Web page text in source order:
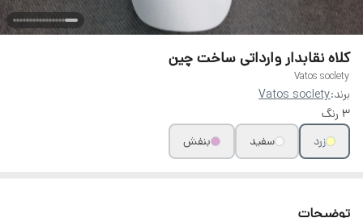
کلاه نقابدار وارداتی ساخت چین
Vatos soclety
برند:Vatos soclety
۳ رنگ
زرد
سفید بنفش
توضیحات